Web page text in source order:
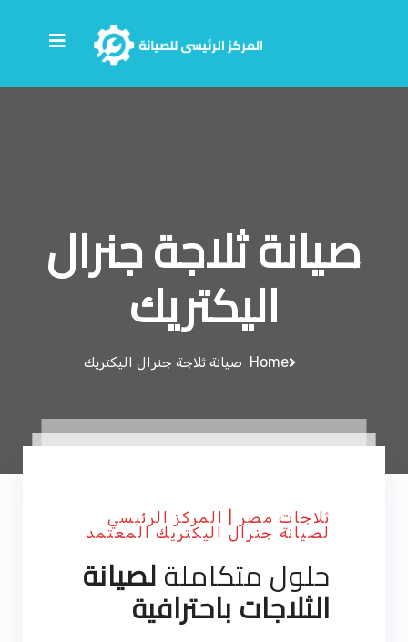
صيانة ثلاجة جنرال
اليكتريك
Home صيانة ثلاجة جنرال اليكتريك
ثلاجات مصر | المركز الرئيسي
لصيانة جنرال اليكتريك المعتمد
حلول متكاملةلصيانة
الثلاجات باحترافية